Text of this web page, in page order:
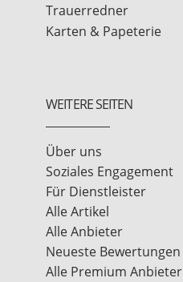
Trauerredner
Karten & Papeterie
WEITERE SEITEN
Über uns
Soziales Engagement
Für Dienstleister
Alle Artikel
Alle Anbieter
Neueste Bewertungen
Alle Premium Anbieter